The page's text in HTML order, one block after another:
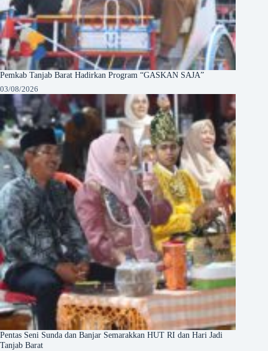
Pemkab Tanjab Barat Hadirkan Program “GASKAN SAJA”
03/08/2026
Pentas Seni Sunda dan Banjar Semarakkan HUT RI dan Hari Jadi
Tanjab Barat